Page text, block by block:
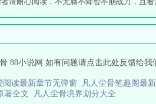
88小说网 如有问题请点击此处反馈给我
阅读最新章节无弹窗 凡人尘骨笔趣阁最
著全文 凡人尘骨境界划分大全